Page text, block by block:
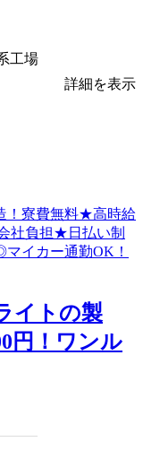
工場
詳細を表示
イトの製
円！ワンル